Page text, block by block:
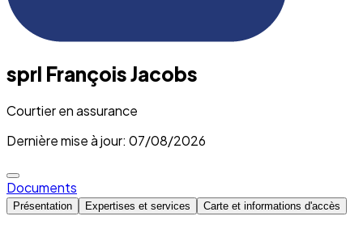
sprl François Jacobs
Courtier en assurance
Dernière mise à jour: 07/08/2026
Documents
Présentation Expertises et services Carte et informations d'accès